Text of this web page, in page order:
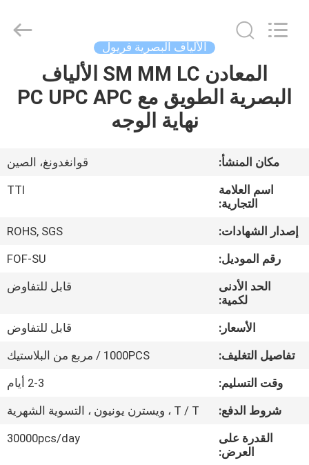
الصفحة
الرئيسية
معلومات
جولة
مراقبة
الجودة
اتصل
الألياف البصرية فريول
المعادن SM MM LC الألياف
البصرية الطويق مع PC UPC APC
نهاية الوجه
مكان المنشأ:
قوانغدونغ، الصين
اسم العلامة
التجارية:
TTI
إصدار الشهادات:
ROHS, SGS
رقم الموديل:
FOF-SU
الحد الأدنى
لكمية:
قابل للتفاوض
الأسعار:
قابل للتفاوض
تفاصيل التغليف:
1000PCS / مربع من البلاستيك
وقت التسليم:
2-3 أيام
شروط الدفع:
T / T ، ويسترن يونيون ، التسوية الشهرية
القدرة على
العرض:
30000pcs/day